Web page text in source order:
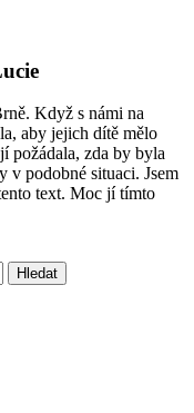
Když s námi na
aby jejich dítě mělo
požádala, zda by byla
v podobné situaci. Jsem
text. Moc jí tímto